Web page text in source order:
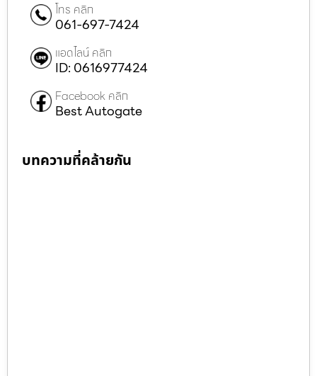
โทร คลิก
061-697-7424
แอดไลน์ คลิก
ID: 0616977424
Facebook คลิก
Best Autogate
บทความที่คล้ายกัน